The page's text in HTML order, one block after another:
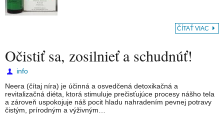
ČÍTAŤ VIAC
Očistiť sa, zosilnieť a schudnúť!
info
Neera (čítaj níra) je účinná a osvedčená detoxikačná a
revitalizačná diéta, ktorá stimuluje prečisťujúce procesy nášho tela
a zároveň uspokojuje náš pocit hladu nahradením pevnej potravy
čistým, prírodným a výživným…